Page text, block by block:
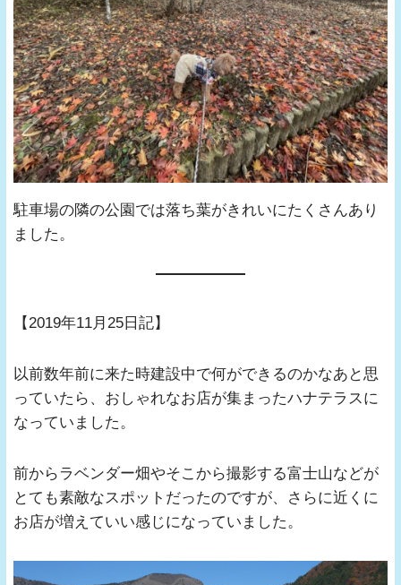
駐車場の隣の公園では落ち葉がきれいにたくさんあり
ました。
【2019年11月25日記】
以前数年前に来た時建設中で何ができるのかなあと思
っていたら、おしゃれなお店が集まったハナテラスに
なっていました。
前からラベンダー畑やそこから撮影する富士山などが
とても素敵なスポットだったのですが、さらに近くに
お店が増えていい感じになっていました。